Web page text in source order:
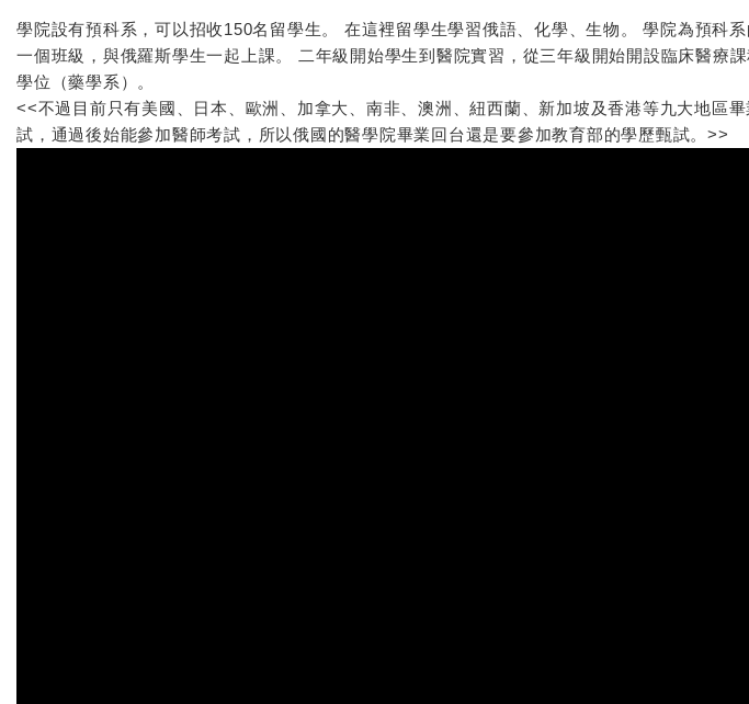
學院設有預科系，可以招收150名留學生。 在這裡留學生學習俄語、化學、生物。 學院為預科
一個班級，與俄羅斯學生一起上課。 二年級開始學生到醫院實習，從三年級開始開設臨床醫
學位（藥學系）。
<<不過目前只有美國、日本、歐洲、加拿大、南非、澳洲、紐西蘭、新加坡及香港等九大地區
試，通過後始能參加醫師考試，所以俄國的醫學院畢業回台還是要參加教育部的學歷甄試。>>